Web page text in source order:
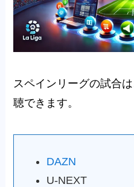
スペインリーグの試合
聴できます。
DAZN
U-NEXT